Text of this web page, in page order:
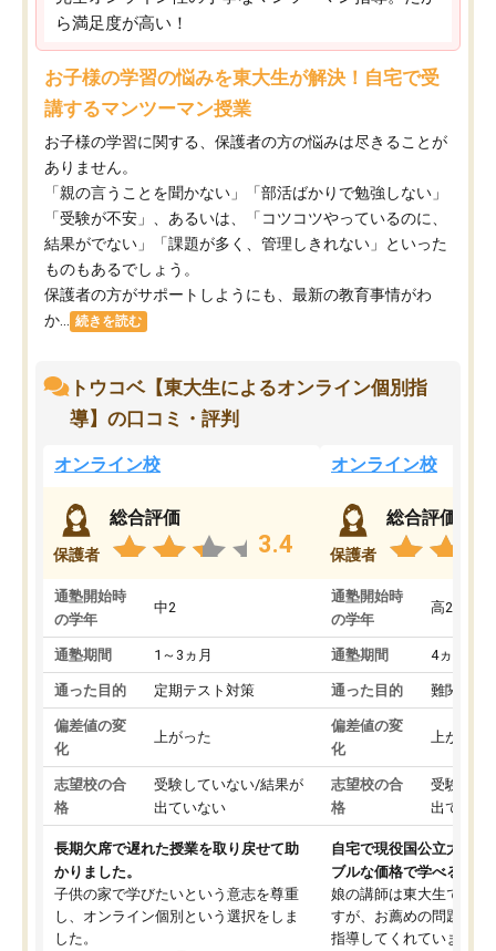
ら満足度が高い！
お子様の学習の悩みを東大生が解決！自宅で受
講するマンツーマン授業
お子様の学習に関する、保護者の方の悩みは尽きることが
ありません。
「親の言うことを聞かない」「部活ばかりで勉強しない」
「受験が不安」、あるいは、「コツコツやっているのに、
結果がでない」「課題が多く、管理しきれない」といった
ものもあるでしょう。
保護者の方がサポートしようにも、最新の教育事情がわ
か...
続きを読む
トウコベ【東大生によるオンライン個別指
導】の口コミ・評判
オンライン校
保護者
総合評価
3.4
通塾開始時
の学年
中2
通塾期間 1～3ヵ月
通った目的 定期テスト対策
偏差値の変
化
上がった
志望校の合
格
受験していない/結果が
出ていない
長期欠席で遅れた授業を取り戻せて助
かりました。
子供の家で学びたいという意志を尊重
し、オンライン個別という選択をしま
した。
オンライン校
保護者
総合評価
通塾開始時
の学年
高2
通塾期間 4ヵ月～1
通った目的 難関私立
偏差値の変
化
上がった
志望校の合
格
受験して
出ていな
自宅で現役国公立大学生
ブルな価格で学べる
娘の講師は東大生では無
すが、お薦めの問題集や
指導してくれています。